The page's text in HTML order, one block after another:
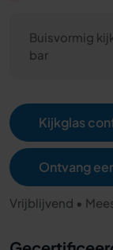
Buisvormig
bar
Kijkglas
Ontvang
Vrijblijvend •